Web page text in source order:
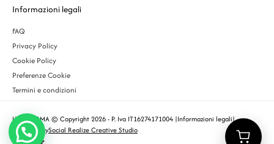
Informazioni legali
FAQ
Privacy Policy
Cookie Policy
Preferenze Cookie
Termini e condizioni
URBS ROMA © Copyright 2026 - P. Iva IT16274171004 |Informazioni legali|
Designed bySocial Realize Creative Studio